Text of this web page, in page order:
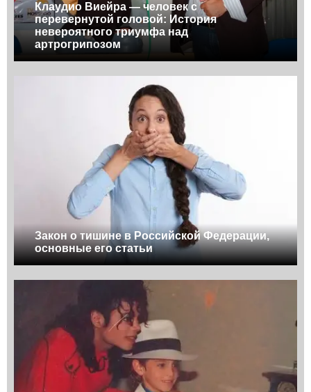
Клаудио Виейра — человек с
перевернутой головой: История
невероятного триумфа над
артрогрипозом
Закон о тишине в Российской Федерации,
основные его статьи